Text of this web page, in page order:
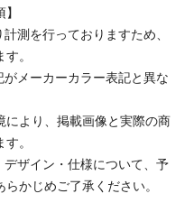
測を行っておりますため、
。
メーカーカラー表記と異な
より、掲載画像と実際の商
。
ザイン・仕様について、予
かじめご了承ください。